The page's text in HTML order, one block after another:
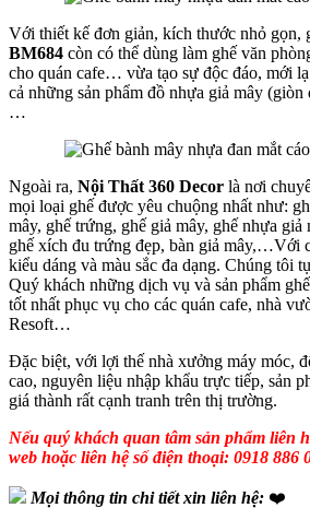
Với thiết kế đơn giản, kích thước nhỏ gọn,
BM684 còn có thể dùng làm ghế văn
cho quán cafe… vừa tạo sự độc đáo, mới
cả những sản phẩm đồ nhựa giả mây (giòn
…
Ngoài ra, Nội Thất 360 Decor là nơi
mọi loại ghế được yêu chuộng nhất như:
mây, ghế trứng, ghế giả mây, ghế nhựa
ghế xích đu trứng đẹp, bàn giả mây,…Với
kiểu dáng và màu sắc đa dạng. Chúng tôi
Quý khách những dịch vụ và sản phẩm
tốt nhất phục vụ cho các quán cafe, nhà
Resoft…
Đặc biệt, với lợi thế nhà xưởng máy móc,
cao, nguyên liệu nhập khẩu trực tiếp, sản
giá thành rất cạnh tranh trên thị trường.
Nếu quý khách quan tâm sản phẩm liên
web hoặc liên hệ số điện thoại: 0918 886
Mọi thông tin chi tiết xin liên hệ: ❤️